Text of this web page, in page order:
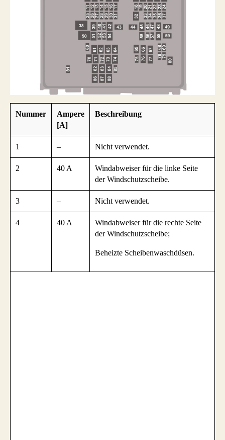
Nummer
Ampere
[A]
Beschreibung
1 – Nicht verwendet.
2 40 A
Windabweiser für die linke Seite
der Windschutzscheibe.
3 – Nicht verwendet.
4 40 A
Windabweiser für die rechte Seite
der Windschutzscheibe;
Beheizte Scheibenwaschdüsen.